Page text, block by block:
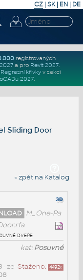
CZ | SK| EN | DE
registrovaných
a pro Revit 2027.
Regresní křivkyv sekci
2027.
Sliding Door
« zpět na Katalog
M_One-Pa
dveře
kat:Posuvné
Staženo: 4492x
• ze